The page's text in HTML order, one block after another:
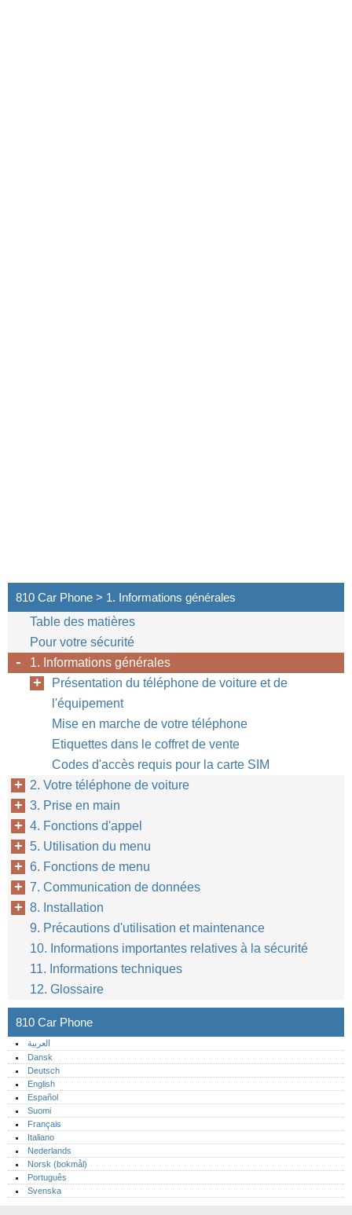
810 Car Phone > 1. Informations générales
Table des matières
Pour votre sécurité
1. Informations générales
Présentation du téléphone de voiture et de
l'équipement
Mise en marche de votre téléphone
Etiquettes dans le coffret de vente
Codes d'accès requis pour la carte SIM
2. Votre téléphone de voiture
3. Prise en main
4. Fonctions d'appel
5. Utilisation du menu
6. Fonctions de menu
7. Communication de données
8. Installation
9. Précautions d'utilisation et maintenance
10. Informations importantes relatives à la sécurité
11. Informations techniques
12. Glossaire
810 Car Phone
العربية
Dansk
Deutsch
English
Español
Suomi
Français
Italiano
Nederlands
Norsk (bokmål)‎
Português‎
Svenska